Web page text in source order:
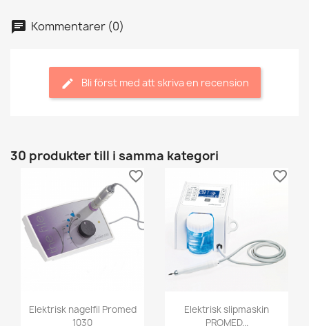
Kommentarer (0)
Bli först med att skriva en recension
30 produkter till i samma kategori
Elektrisk nagelfil Promed
1030
favorite_border
Elektrisk slipmaskin
PROMED...
favorite_border